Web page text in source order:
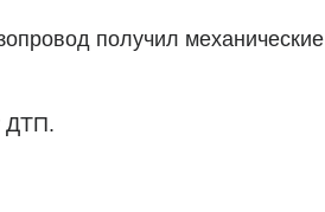
получил механические
ДТП.